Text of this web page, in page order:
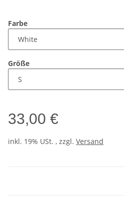
Farbe
Größe
33,00 €
inkl. 19% USt. , zzgl. Versand